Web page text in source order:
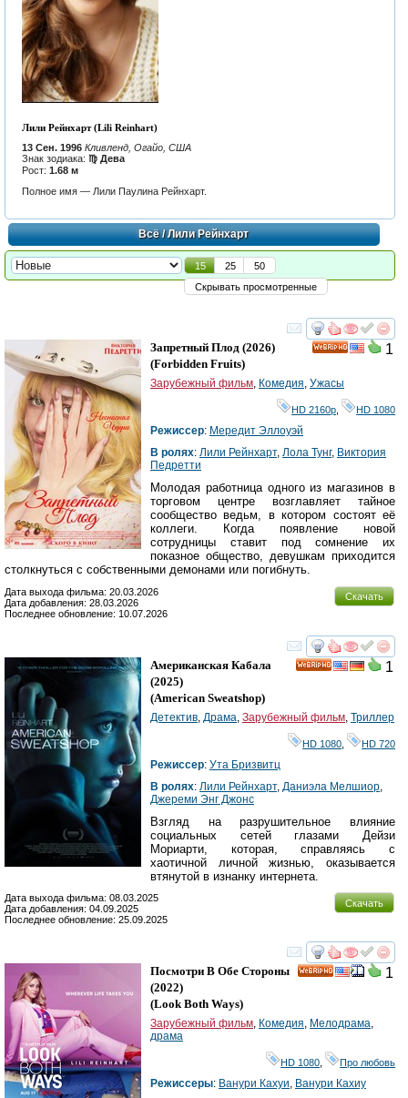
Лили Рейнхарт (Lili Reinhart)
13 Сен. 1996 Кливленд, Огайо, США
Знак зодиака: ♍ Дева
Рост: 1.68 м
Полное имя — Лили Паулина Рейнхарт.
Всё/ Лили Рейнхарт
15 25
50
Скрывать просмотренные
смотреть
1
Запретный Плод (2026)
(Forbidden Fruits)
Зарубежный фильм Комедия Ужасы
HD 2160р HD 1080
Режиссер: Мередит Эллоуэй
В ролях: Лили Рейнхарт, Лола Тунг, Виктория
Педретти
Молодая работница одного из магазинов в
торговом центре возглавляет тайное
сообщество ведьм, в котором состоят её
коллеги. Когда появление новой
сотрудницы ставит под сомнение их
показное общество, девушкам приходится
столкнуться с собственными демонами или погибнуть.
Скачать
Дата выхода фильма: 20.03.2026
Дата добавления: 28.03.2026
Последнее обновление: 10.07.2026
смотреть
1
Американская Кабала
(2025)
(American Sweatshop)
Детектив Драма Зарубежный фильм Триллер
HD 1080 HD 720
Режиссер: Ута Бризвитц
В ролях: Лили Рейнхарт, Даниэла Мелшиор
Джереми Энг Джонс
Взгляд на разрушительное влияние
социальных сетей глазами Дейзи
Мориарти, которая, справляясь с
хаотичной личной жизнью, оказывается
втянутой в изнанку интернета.
Скачать
Дата выхода фильма: 08.03.2025
Дата добавления: 04.09.2025
Последнее обновление: 25.09.2025
смотреть
1
Посмотри В Обе Стороны
(2022)
(Look Both Ways)
Зарубежный фильм, Комедия, Мелодрама,
драма
HD 1080 Про любовь
Режиссеры: Ванури Кахуи, Ванури Кахиу